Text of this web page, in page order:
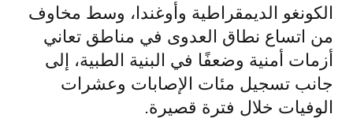
الكونغو الديمقراطية وأوغندا، وسط مخاوف
من اتساع نطاق العدوى في مناطق تعاني
أزمات أمنية وضعفًا في البنية الطبية، إلى
جانب تسجيل مئات الإصابات وعشرات
الوفيات خلال فترة قصيرة.